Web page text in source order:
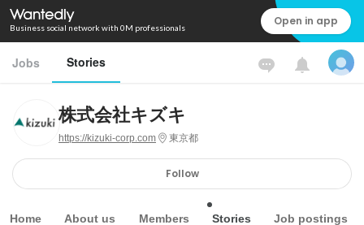
Business social network with 0M professionals Open in app
Jobs Stories
株式会社キズキ
https://kizuki-corp.com 東京都
Follow
Home About us Members Stories Job postings